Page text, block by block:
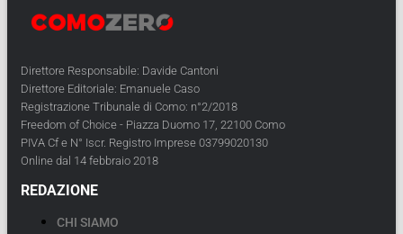
Direttore Responsabile: Davide Cantoni
Direttore Editoriale: Emanuele Caso
Registrazione Tribunale di Como: n°2/2018
Freedom of Choice - Piazza Duomo 17, 22100 Como
PIVA Cf e N° Iscr. Registro Imprese 03799020130
Online dal 14 febbraio 2018
REDAZIONE
CHI SIAMO